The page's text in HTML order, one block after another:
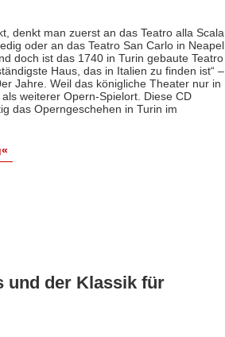
denkt man zuerst an das Teatro alla Scala
oder an das Teatro San Carlo in Neapel
doch ist das 1740 in Turin gebaute Teatro
Haus, das in Italien zu finden ist“ –
Jahre. Weil das königliche Theater nur in
weiterer Opern-Spielort. Diese CD
das Operngeschehen in Turin im
und der Klassik für